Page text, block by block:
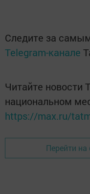
Следите за
Telegram-канале
Читайте новости
национальном
https://max.ru/
Перейти на